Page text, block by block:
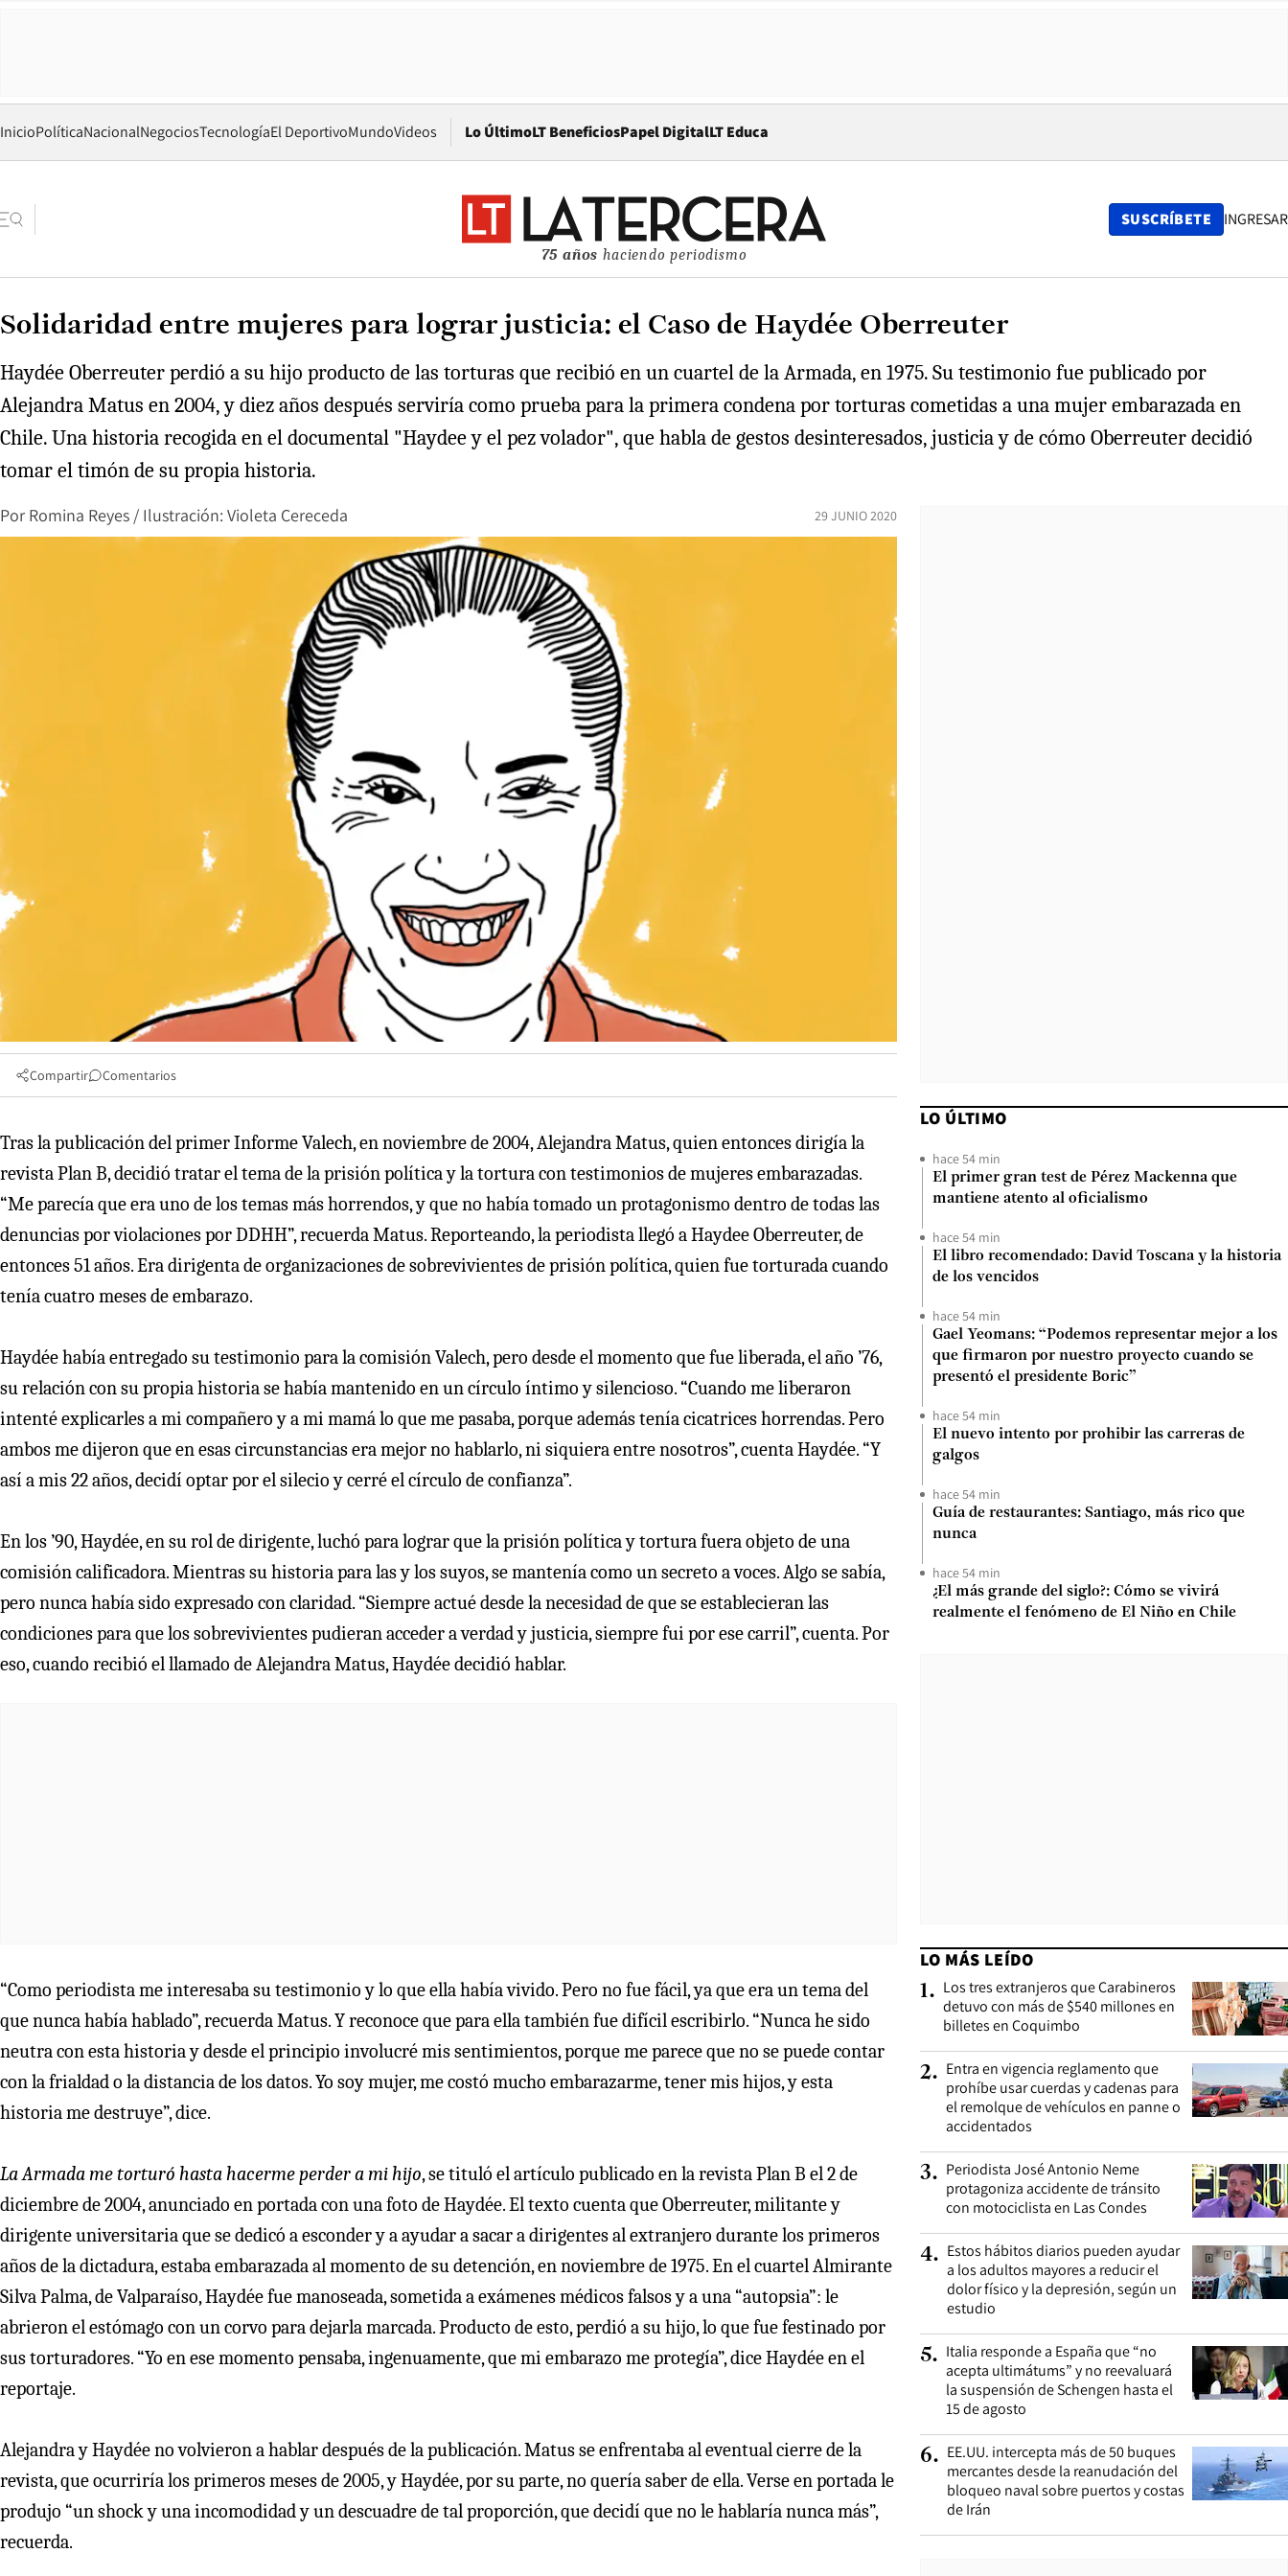
InicioPolíticaNacionalNegociosTecnologíaEl DeportivoMundoVideos Lo ÚltimoLT BeneficiosPapel DigitalOpens in new window
LT Educa
75 años haciendo periodismo
SUSCRÍBETE INGRESAR
Solidaridad entre mujeres para lograr justicia: el Caso de Haydée Oberreuter
Haydée Oberreuter perdió a su hijo producto de las torturas que recibió en un cuartel de la Armada, en 1975. Su testimonio fue publicado por
Alejandra Matus en 2004, y diez años después serviría como prueba para la primera condena por torturas cometidas a una mujer embarazada en
Chile. Una historia recogida en el documental "Haydee y el pez volador", que habla de gestos desinteresados, justicia y de cómo Oberreuter decidió
tomar el timón de su propia historia.
Por Romina Reyes / Ilustración: Violeta Cereceda 29 JUNIO 2020
Compartir Comentarios
Tras la publicación del primer Informe Valech, en noviembre de 2004, Alejandra Matus, quien entonces dirigía la
revista Plan B, decidió tratar el tema de la prisión política y la tortura con testimonios de mujeres embarazadas.
“Me parecía que era uno de los temas más horrendos, y que no había tomado un protagonismo dentro de todas las
denuncias por violaciones por DDHH”, recuerda Matus. Reporteando, la periodista llegó a Haydee Oberreuter, de
entonces 51 años. Era dirigenta de organizaciones de sobrevivientes de prisión política, quien fue torturada cuando
tenía cuatro meses de embarazo.
Haydée había entregado su testimonio para la comisión Valech, pero desde el momento que fue liberada, el año ’76,
su relación con su propia historia se había mantenido en un círculo íntimo y silencioso. “Cuando me liberaron
intenté explicarles a mi compañero y a mi mamá lo que me pasaba, porque además tenía cicatrices horrendas. Pero
ambos me dijeron que en esas circunstancias era mejor no hablarlo, ni siquiera entre nosotros”, cuenta Haydée. “Y
así a mis 22 años, decidí optar por el silecio y cerré el círculo de confianza”.
En los ’90, Haydée, en su rol de dirigente, luchó para lograr que la prisión política y tortura fuera objeto de una
comisión calificadora. Mientras su historia para las y los suyos, se mantenía como un secreto a voces. Algo se sabía,
pero nunca había sido expresado con claridad. “Siempre actué desde la necesidad de que se establecieran las
condiciones para que los sobrevivientes pudieran acceder a verdad y justicia, siempre fui por ese carril”, cuenta. Por
eso, cuando recibió el llamado de Alejandra Matus, Haydée decidió hablar.
“Como periodista me interesaba su testimonio y lo que ella había vivido. Pero no fue fácil, ya que era un tema del
que nunca había hablado”, recuerda Matus. Y reconoce que para ella también fue difícil escribirlo. “Nunca he sido
neutra con esta historia y desde el principio involucré mis sentimientos, porque me parece que no se puede contar
con la frialdad o la distancia de los datos. Yo soy mujer, me costó mucho embarazarme, tener mis hijos, y esta
historia me destruye”, dice.
La Armada me torturó hasta hacerme perder a mi hijo, se tituló el artículo publicado en la revista Plan B el 2 de
diciembre de 2004, anunciado en portada con una foto de Haydée. El texto cuenta que Oberreuter, militante y
dirigente universitaria que se dedicó a esconder y a ayudar a sacar a dirigentes al extranjero durante los primeros
años de la dictadura, estaba embarazada al momento de su detención, en noviembre de 1975. En el cuartel Almirante
Silva Palma, de Valparaíso, Haydée fue manoseada, sometida a exámenes médicos falsos y a una “autopsia”: le
abrieron el estómago con un corvo para dejarla marcada. Producto de esto, perdió a su hijo, lo que fue festinado por
sus torturadores. “Yo en ese momento pensaba, ingenuamente, que mi embarazo me protegía”, dice Haydée en el
reportaje.
Alejandra y Haydée no volvieron a hablar después de la publicación. Matus se enfrentaba al eventual cierre de la
revista, que ocurriría los primeros meses de 2005, y Haydée, por su parte, no quería saber de ella. Verse en portada le
produjo “un shock y una incomodidad y un descuadre de tal proporción, que decidí que no le hablaría nunca más”,
recuerda.
LO ÚLTIMO
hace 54 min
El primer gran test de Pérez Mackenna que
mantiene atento al oficialismo
hace 54 min
El libro recomendado: David Toscana y la historia
de los vencidos
hace 54 min
Gael Yeomans: “Podemos representar mejor a los
que firmaron por nuestro proyecto cuando se
presentó el presidente Boric”
hace 54 min
El nuevo intento por prohibir las carreras de
galgos
hace 54 min
Guía de restaurantes: Santiago, más rico que
nunca
hace 54 min
¿El más grande del siglo?: Cómo se vivirá
realmente el fenómeno de El Niño en Chile
LO MÁS LEÍDO
1. Los tres extranjeros que Carabineros
detuvo con más de $540 millones en
billetes en Coquimbo
2. Entra en vigencia reglamento que
prohíbe usar cuerdas y cadenas para
el remolque de vehículos en panne o
accidentados
3. Periodista José Antonio Neme
protagoniza accidente de tránsito
con motociclista en Las Condes
4. Estos hábitos diarios pueden ayudar
a los adultos mayores a reducir el
dolor físico y la depresión, según un
estudio
5. Italia responde a España que “no
acepta ultimátums” y no reevaluará
la suspensión de Schengen hasta el
15 de agosto
6. EE.UU. intercepta más de 50 buques
mercantes desde la reanudación del
bloqueo naval sobre puertos y costas
de Irán